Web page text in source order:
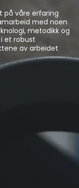
på våre erfaring
med noen
metodikk og
et robust
av arbeidet